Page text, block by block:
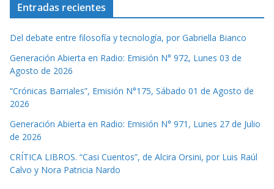
Entradas recientes
Del debate entre filosofía y tecnología, por Gabriella Bianco
Generación Abierta en Radio: Emisión N° 972, Lunes 03 de
Agosto de 2026
“Crónicas Barriales”, Emisión N°175, Sábado 01 de Agosto de
2026
Generación Abierta en Radio: Emisión N° 971, Lunes 27 de Julio
de 2026
CRÍTICA LIBROS. “Casi Cuentos”, de Alcira Orsini, por Luis Raúl
Calvo y Nora Patricia Nardo